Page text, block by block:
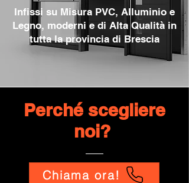
Infissi su Misura PVC, Alluminio e
Legno, moderni e di Alta Qualità in
tutta la provincia di Brescia
Perché scegliere
noi?
Chiama ora!